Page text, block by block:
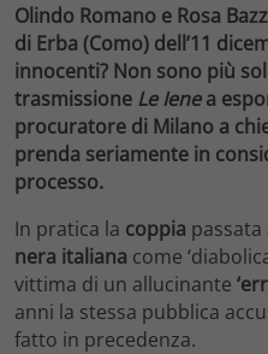
Olindo Romano e Rosa
di Erba (Como) dell’11
innocenti? Non sono più
trasmissione Le Ienea
procuratore di Milano a
prenda seriamente in
processo.
In pratica la coppia passata
nera italiana come
vittima di un allucinante
anni la stessa pubblica
fatto in precedenza.